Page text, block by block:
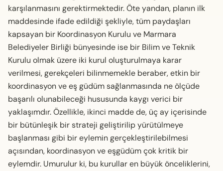
karşılanmasını gerektirmektedir. Öte yandan, planın ilk
maddesinde ifade edildiği şekliyle, tüm paydaşları
kapsayan bir Koordinasyon Kurulu ve Marmara
Belediyeler Birliği bünyesinde ise bir Bilim ve Teknik
Kurulu olmak üzere iki kurul oluşturulmaya karar
verilmesi, gerekçeleri bilinmemekle beraber, etkin bir
koordinasyon ve eş güdüm sağlanmasında ne ölçüde
başarılı olunabileceği hususunda kaygı verici bir
yaklaşımdır. Özellikle, ikinci madde de, üç ay içerisinde
bir bütünleşik bir strateji geliştirilip yürütülmeye
başlanması gibi bir eylemin gerçekleştirilebilmesi
açısından, koordinasyon ve eşgüdüm çok kritik bir
eylemdir. Umurulur ki, bu kurullar en büyük önceliklerini,